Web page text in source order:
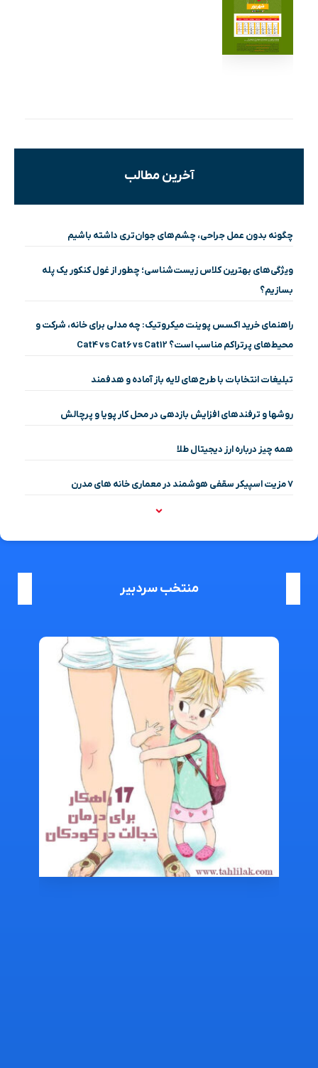
آخرین مطالب
چگونه بدون عمل جراحی، چشم‌های جوان‌تری داشته باشیم
ویژگی‌های بهترین کلاس زیست‌شناسی؛ چطور از غول کنکور یک پله
بسازیم؟
راهنمای خرید اکسس پوینت میکروتیک: چه مدلی برای خانه، شرکت و
محیط‌های پرتراکم مناسب است؟ Cat4 vs Cat6 vs Cat12
تبلیغات انتخابات با طرح‌های لایه باز آماده و هدفمند
روشها و ترفندهای افزایش بازدهی در محل کار پویا و پرچالش
همه چیز درباره ارز دیجیتال طلا
۷ مزیت اسپیکر سقفی هوشمند در معماری خانه‌ های مدرن
منتخب سردبیر